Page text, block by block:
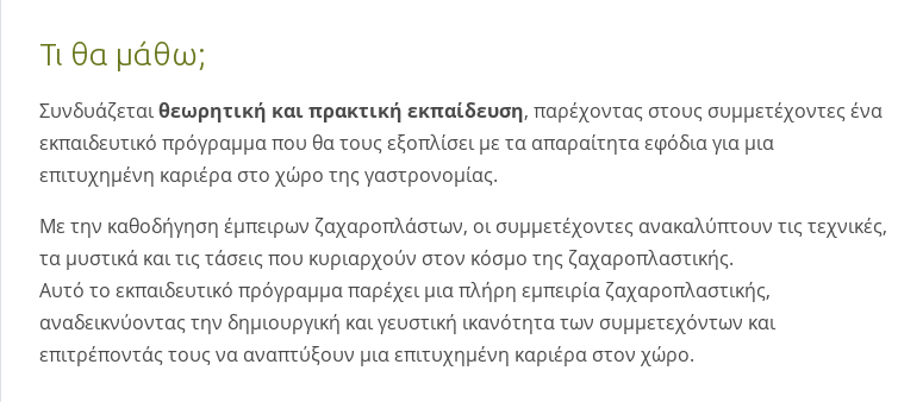
Τι θα μάθω;
Συνδυάζεταιθεωρητική και πρακτική εκπαίδευση, παρέχοντας στους συμμετέχοντες ένα
εκπαιδευτικό πρόγραμμα που θα τους εξοπλίσει με τα απαραίτητα εφόδια για μια
επιτυχημένη καριέρα στο χώρο της γαστρονομίας.
Με την καθοδήγηση έμπειρων ζαχαροπλάστων, οι συμμετέχοντες ανακαλύπτουν τις τεχνικές,
τα μυστικά και τις τάσεις που κυριαρχούν στον κόσμο της ζαχαροπλαστικής.
Αυτό το εκπαιδευτικό πρόγραμμα παρέχει μια πλήρη εμπειρία ζαχαροπλαστικής,
αναδεικνύοντας την δημιουργική και γευστική ικανότητα των συμμετεχόντων και
επιτρέποντάς τους να αναπτύξουν μια επιτυχημένη καριέρα στον χώρο.